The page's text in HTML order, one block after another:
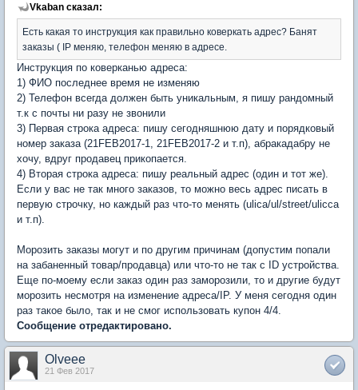
Vkaban сказал:
Есть какая то инструкция как правильно коверкать адрес? Банят
заказы ( IP меняю, телефон меняю в адресе.
Инструкция по коверканью адреса:
1) ФИО последнее время не изменяю
2) Телефон всегда должен быть уникальным, я пишу рандомный
т.к с почты ни разу не звонили
3) Первая строка адреса: пишу сегодняшнюю дату и порядковый
номер заказа (21FEB2017-1, 21FEB2017-2 и т.п), абракадабру не
хочу, вдруг продавец прикопается.
4) Вторая строка адреса: пишу реальный адрес (один и тот же).
Если у вас не так много заказов, то можно весь адрес писать в
первую строчку, но каждый раз что-то менять (ulica/ul/street/ulicca
и т.п).
Морозить заказы могут и по другим причинам (допустим попали
на забаненный товар/продавца) или что-то не так с ID устройства.
Еще по-моему если заказ один раз заморозили, то и другие будут
морозить несмотря на изменение адреса/IP. У меня сегодня один
раз такое было, так и не смог использовать купон 4/4.
Сообщение отредактировано.
Olveee
21 Фев 2017